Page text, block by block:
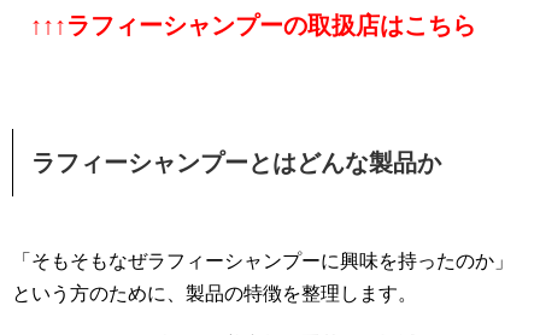
↑↑↑ラフィーシャンプーの取扱店はこちら
ラフィーシャンプーとはどんな製品か
「そもそもなぜラフィーシャンプーに興味を持ったのか」
という方のために、製品の特徴を整理します。